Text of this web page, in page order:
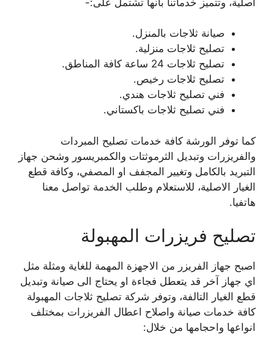
صيانة ثلاجات بالمنزل.
تصليح ثلاجات منزلية.
تصليح ثلاجات 24 ساعة كافة المناطق.
تصليح ثلاجات رخيص.
فني تصليح ثلاجات هندي.
فني تصليح ثلاجات باكستاني.
كما توفر الورشة كافة خدمات تصليح المبردات
والفريزرات وتبديل الثرموثتات والكمبريسور وشحن جهاز
التبريد بالكامل وتغيير المجفف او المصفي، وكافة قطع
الغيار الاصلية، للاستعلام وطلب الخدمة تواصل معنا
هاتفيا.
تصليح فريزرات المهبولة
اصبح جهاز الفريزر من الاجهزة المهمة للغاية ومثلة مثل
اي جهاز آخر قد يتعطل فجاءة او يحتاج الى صيانة وتبديل
قطع الغيار التالفة، وتوفر شركة تصليح ثلاجات المهبولة
كافة خدمات صيانة واصلاح اعطال الفريزرات بمختلف
انواعها واحجامها من خلال: